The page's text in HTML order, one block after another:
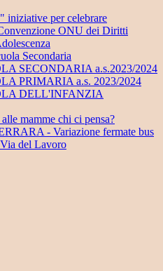
per celebrare
ONU dei Diritti
Secondaria
SECONDARIA a.s.2023/2024
PRIMARIA a.s. 2023/2024
DELL'INFANZIA
mamme chi ci pensa?
- Variazione fermate bus
del Lavoro